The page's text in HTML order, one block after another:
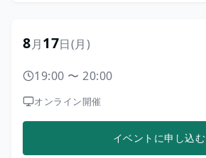
8月17日(月)
19:00 〜 20:00
オンライン開催
イベントに申し込む